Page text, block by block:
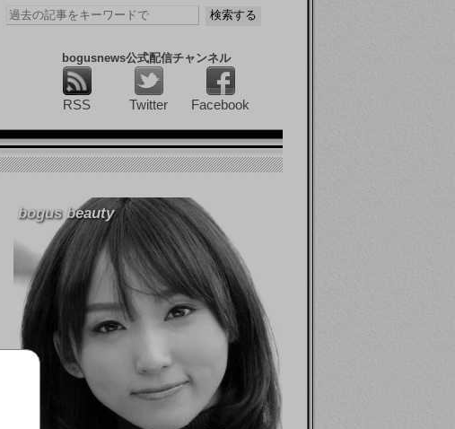
bogusnews公式配信チャンネル
RSS Twitter Facebook
bogus beauty